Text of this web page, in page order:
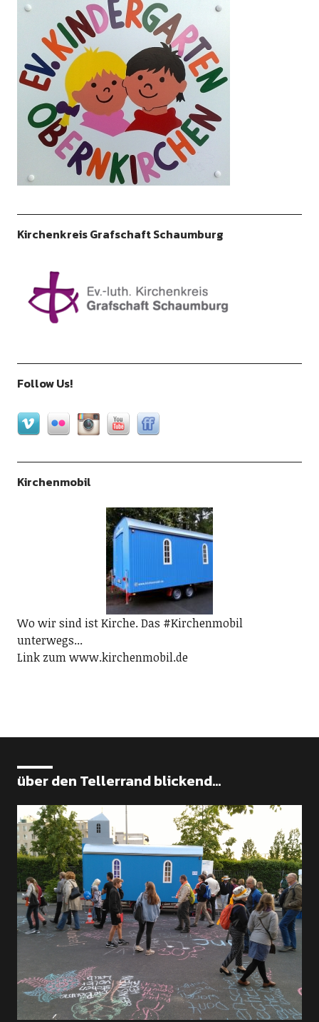
Kirchenkreis Grafschaft Schaumburg
Follow Us!
Kirchenmobil
Wo wir sind ist Kirche. Das #Kirchenmobil
unterwegs...
Link zum www.kirchenmobil.de
über den Tellerrand blickend...